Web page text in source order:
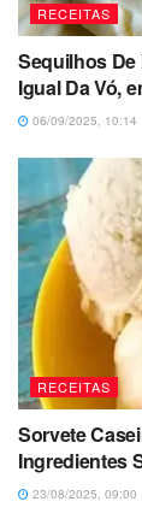
RECEITAS
Sequilhos De
Igual Da Vó,
06/09/2025, 10:14
RECEITAS
Sorvete
Ingredientes
23/08/2025, 09:00